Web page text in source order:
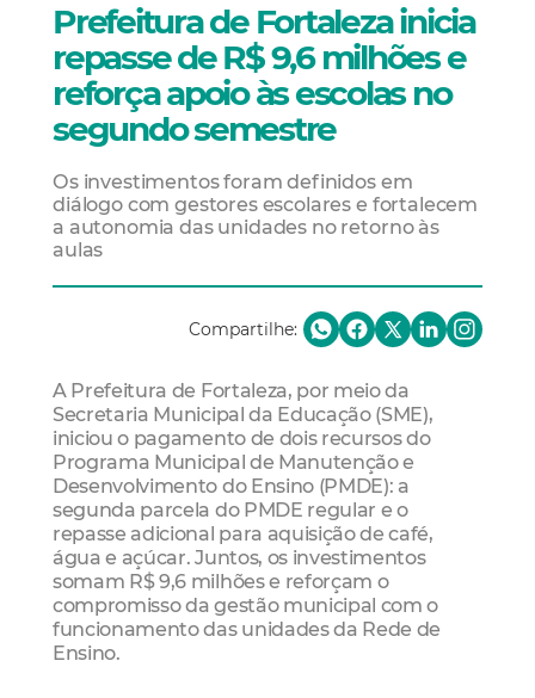
Prefeitura de Fortaleza inicia
repasse de R$ 9,6 milhões e
reforça apoio às escolas no
segundo semestre
Os investimentos foram definidos em
diálogo com gestores escolares e fortalecem
a autonomia das unidades no retorno às
aulas
Compartilhe:
A Prefeitura de Fortaleza, por meio da
Secretaria Municipal da Educação (SME),
iniciou o pagamento de dois recursos do
Programa Municipal de Manutenção e
Desenvolvimento do Ensino (PMDE): a
segunda parcela do PMDE regular e o
repasse adicional para aquisição de café,
água e açúcar. Juntos, os investimentos
somam R$ 9,6 milhões e reforçam o
compromisso da gestão municipal com o
funcionamento das unidades da Rede de
Ensino.